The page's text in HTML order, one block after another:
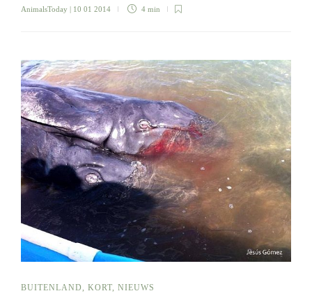
AnimalsToday | 10 01 2014 4 min
BUITENLAND KORT NIEUWS